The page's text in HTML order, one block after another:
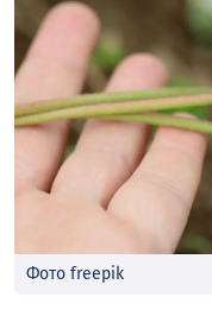
Фото freepik